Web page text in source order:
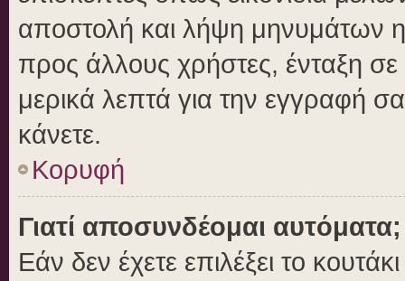
αποστολή και λήψη μηνυμάτων
προς άλλους χρήστες, ένταξη
μερικά λεπτά για την εγγραφή
κάνετε.
Κορυφή
Γιατί αποσυνδέομαι αυτόματα;
Εάν δεν έχετε επιλέξει το